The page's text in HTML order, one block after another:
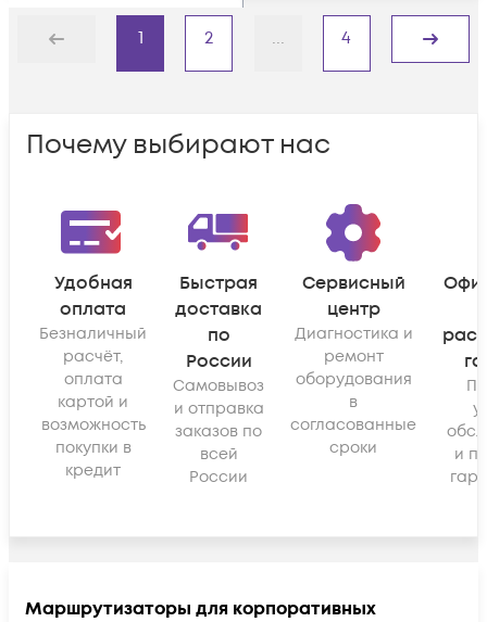
Назад
1 2 ... 4
Дальше
Почему выбирают нас
Удобная
оплата
Безналичный
расчёт,
оплата
картой и
возможность
покупки в
кредит
Быстрая
доставка
по
России
Самовывоз
и отправка
заказов по
всей
России
Сервисный
центр
Диагностика и
ремонт
оборудования
в
согласованные
сроки
и
Маршрутизаторы для корпоративных